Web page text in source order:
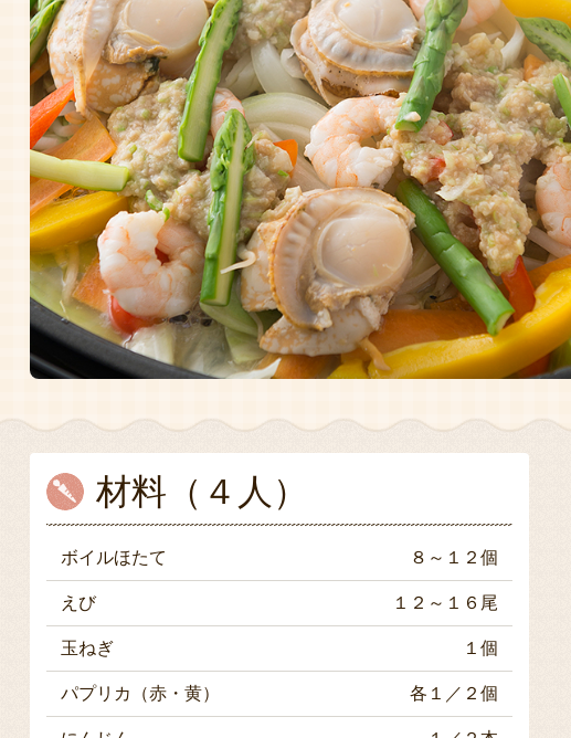
材料（４人）
ボイルほたて ８～１２個
えび １２～１６尾
玉ねぎ １個
パプリカ（赤・黄） 各１／２個